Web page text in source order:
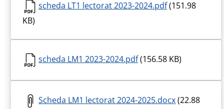
scheda LT1 lectorat 2023-2024.pdf(151.98
KB)
scheda LM1 2023-2024.pdf(156.58 KB)
Scheda LM1 lectorat 2024-2025.docx(22.88